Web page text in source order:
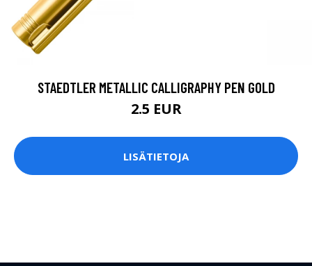
STAEDTLER METALLIC CALLIGRAPHY PEN GOLD
2.5 EUR
LISÄTIETOJA